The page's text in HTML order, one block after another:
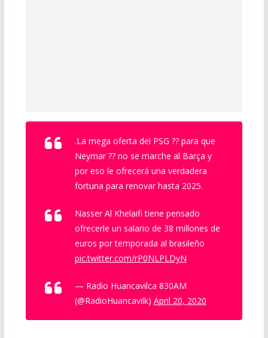
.La mega oferta del PSG ?? para que
Neymar ?? no se marche al Barça y
por eso le ofrecerá una verdadera
fortuna para renovar hasta 2025.
Nasser Al Khelaifi tiene pensado
ofrecerle un salario de 38 millones de
euros por temporada al brasileño
pic.twitter.com/rP0NLPLDyN
— Radio Huancavilca 830AM
(@RadioHuancavilk) April 20, 2020